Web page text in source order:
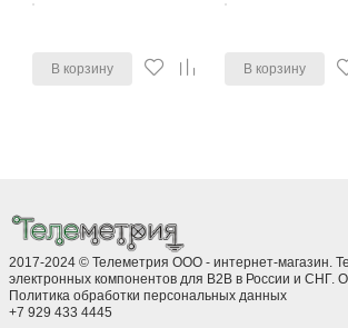
В корзину В корзину
2017-2024 © Телеметрия ООО - интернет-магазин.
электронных компонентов для B2B в России и СНГ.
Политика обработки персональных данных
+7 929 433 4445